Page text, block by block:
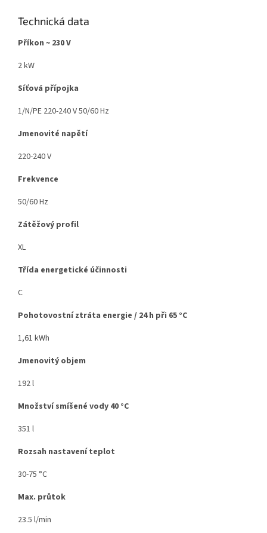
Technická data
Příkon ~ 230 V
2 kW
Síťová přípojka
1/N/PE 220-240 V 50/60 Hz
Jmenovité napětí
220-240 V
Frekvence
50/60 Hz
Zátěžový profil
XL
Třída energetické účinnosti
C
Pohotovostní ztráta energie / 24 h při 65 °C
1,61 kWh
Jmenovitý objem
192 l
Množství smíšené vody 40 °C
351 l
Rozsah nastavení teplot
30-75 °C
Max. průtok
23.5 l/min